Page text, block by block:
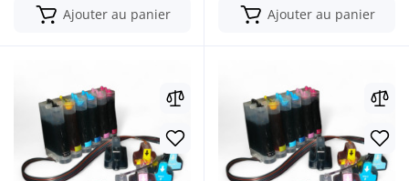
Ajouter au panier Ajouter au panier